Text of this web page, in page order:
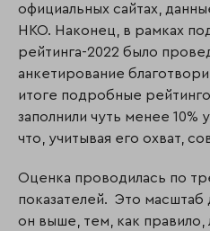
официальных сайтах,
НКО. Наконец, в рамках
рейтинга-2022 было
анкетирование
итоге подробные
заполнили чуть менее 10%
что, учитывая его охват,
Оценка проводилась по
показателей. Это масштаб
он выше, тем, как правило,